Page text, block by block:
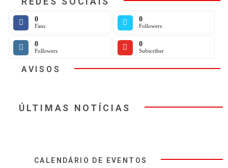
0
Fans
0
Followers
0
Followers
0
Subscriber
AVISOS
ÚLTIMAS NOTÍCIAS
CALENDÁRIO DE EVENTOS